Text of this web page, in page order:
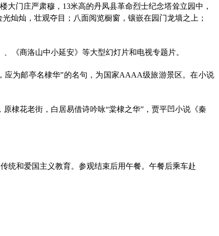
大门庄严肃穆，13米高的丹凤县革命烈士纪念塔耸立园中，
灿灿，壮观夺目；八面阅览橱窗，镶嵌在园门龙墙之上；
《商洛山中小延安》等大型幻灯片和电视专题片。
应为邮亭名棣华”的名句，为国家AAAA级旅游景区。在小说
棣花老街，白居易借诗吟咏“棠棣之华”，贾平凹小说《秦
统和爱国主义教育。参观结束后用午餐。午餐后乘车赴